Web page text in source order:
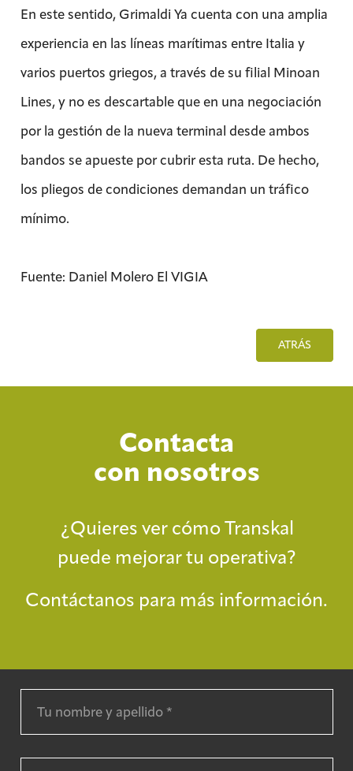
En este sentido, Grimaldi Ya cuenta con una amplia
experiencia en las líneas marítimas entre Italia y
varios puertos griegos, a través de su filial Minoan
Lines, y no es descartable que en una negociación
por la gestión de la nueva terminal desde ambos
bandos se apueste por cubrir esta ruta. De hecho,
los pliegos de condiciones demandan un tráfico
mínimo.
Fuente: Daniel Molero El VIGIA
ATRÁS
Contacta
con nosotros
¿Quieres ver cómo Transkal
puede mejorar tu operativa?
Contáctanos para más información.